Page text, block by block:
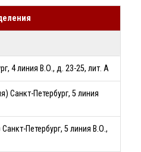
4 линия В.О., д. 23-25, лит. А
Санкт-Петербург, 5 линия
Петербург, 5 линия В.О.,